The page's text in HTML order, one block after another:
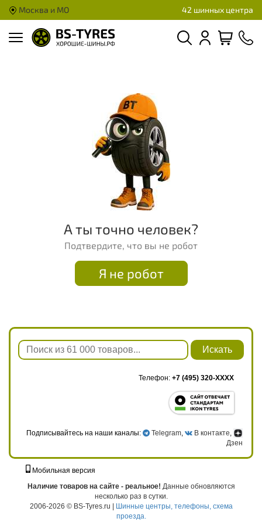
Москва и МО 42 шинных центра
А ты точно человек?
Подтвердите, что вы не робот
Я не робот
Искать
Телефон: +7 (495) 320-XXXX
Подписывайтесь на наши каналы: Telegram , В контакте
Дзен
Мобильная версия
Наличие товаров на сайте - реальное! Данные обновляются
несколько раз в сутки.
2006-2026 © BS-Tyres.ru | Шинные центры, телефоны, схема
проезда.